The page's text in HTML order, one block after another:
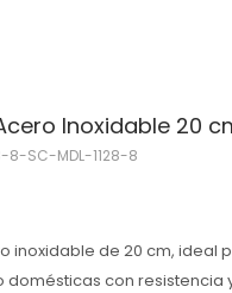
Inoxidable 20
8-SC-MDL-1128-8
inoxidable de 20 cm, ideal
domésticas con resistencia